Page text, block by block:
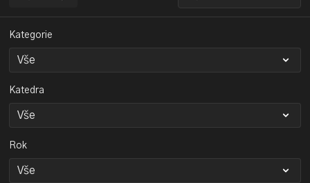
Kategorie
Katedra
Rok